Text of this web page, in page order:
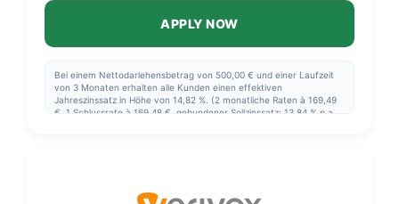
APPLY NOW
Bei einem Nettodarlehensbetrag von 500,00 € und einer Laufzeit
von 3 Monaten erhalten alle Kunden einen effektiven
Jahreszinssatz in Höhe von 14,82 %. (2 monatliche Raten à 169,49
€, 1 Schlussrate à 169,48 €, gebundener Sollzinssatz: 13,84 % p.a.,